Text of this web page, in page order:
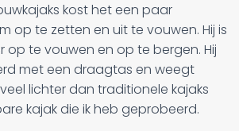
kost het een paar
op te zetten en uit te vouwen. Hij is
op te vouwen en op te bergen. Hij
met een draagtas en weegt
lichter dan traditionele kajaks
kajak die ik heb geprobeerd.